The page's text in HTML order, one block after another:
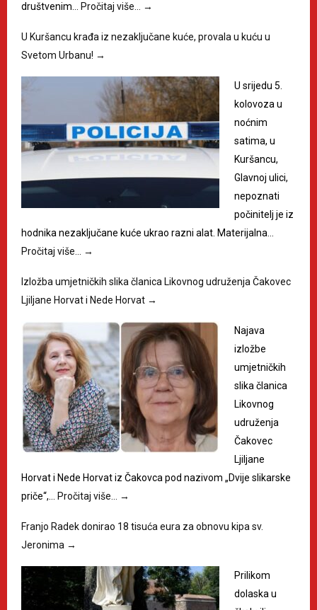
društvenim… Pročitaj više… →
U Kuršancu krađa iz nezaključane kuće, provala u kuću u
Svetom Urbanu! →
U srijedu 5.
kolovoza u
noćnim
satima, u
Kuršancu,
Glavnoj ulici,
nepoznati
počinitelj je iz
hodnika nezaključane kuće ukrao razni alat. Materijalna…
Pročitaj više…
→
Izložba umjetničkih slika članica Likovnog udruženja Čakovec
Ljiljane Horvat i Nede Horvat →
Najava
izložbe
umjetničkih
slika članica
Likovnog
udruženja
Čakovec
Ljiljane
Horvat i Nede Horvat iz Čakovca pod nazivom „Dvije slikarske
priče“,…
Pročitaj više… →
Franjo Radek donirao 18 tisuća eura za obnovu kipa sv.
Jeronima →
Prilikom
dolaska u